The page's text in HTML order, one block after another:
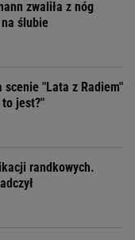
zwaliła z nóg
ślubie
scenie "Lata z Radiem"
to jest?"
randkowych.